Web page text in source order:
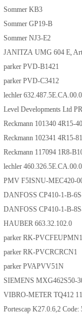
Sommer KB3
Sommer GP19-B
Sommer NJ3-E2
JANITZA UMG 604 E,
parker PVD-B1421
parker PVD-C3412
lechler 632.487.5E.CA.00.0
Level Developments Ltd
Reckmann 101340 4R15-
Reckmann 102341 4R15-
Reckmann 117094 1R8-
lechler 460.326.5E.CA.00.0
PMV F5ISNU-MEC420-
DANFOSS CP410-1-B-
DANFOSS CP410-1-B-
HAUBER 663.32.102.0
parker RK-PVCFEUPMN1
parker RK-PVCRCRCN1
parker PVAPVV51N
SIEMENS MXG462S50-
VIBRO-METER TQ412
Portescap K27.0.6,2 Code: